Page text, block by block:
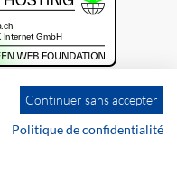
Continuer sans accepter
Politique de confidentialité